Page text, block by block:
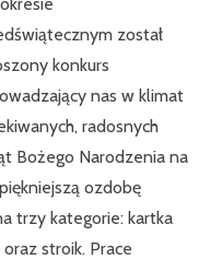
został
konkurs
nas w klimat
radosnych
Bożego Narodzenia na
ozdobę
trzy kategorie: kartka
stroik. Prace